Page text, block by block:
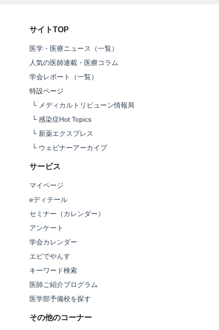
サイトTOP
医学・医療ニュース（一覧）
人気の医師連載・医療コラム
学会レポート（一覧）
特設ページ
└ メディカルトリビューン情報局
└ 感染症Hot Topics
└ 新薬エクスプレス
└ ウェビナーアーカイブ
サービス
マイページ
eディテール
セミナー（カレンダー）
アンケート
学会カレンダー
エビでやんす
キーワード検索
医師ご紹介プログラム
医学部予備校を探す
その他のコーナー